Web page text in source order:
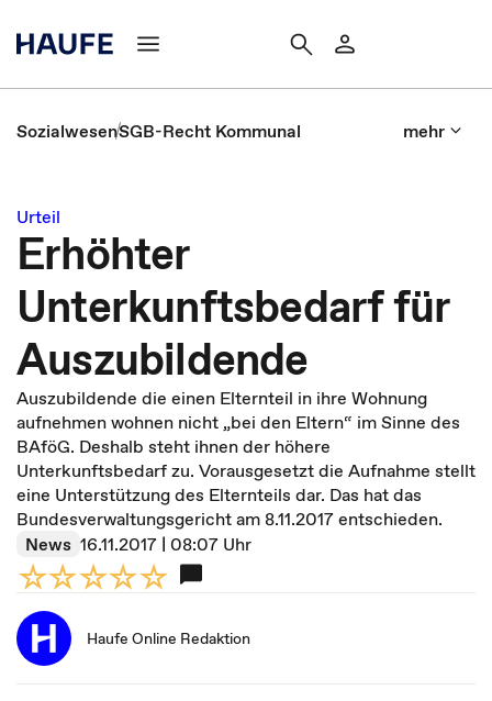
SozialwesenSGB-Recht Kommunal mehr
Urteil
Erhöhter
Unterkunftsbedarf für
Auszubildende
Auszubildende die einen Elternteil in ihre Wohnung
aufnehmen wohnen nicht „bei den Eltern“ im Sinne des
BAföG. Deshalb steht ihnen der höhere
Unterkunftsbedarf zu. Vorausgesetzt die Aufnahme stellt
eine Unterstützung des Elternteils dar. Das hat das
Bundesverwaltungsgericht am 8.11.2017 entschieden.
News 16.11.2017 | 08:07 Uhr
Haufe Online Redaktion